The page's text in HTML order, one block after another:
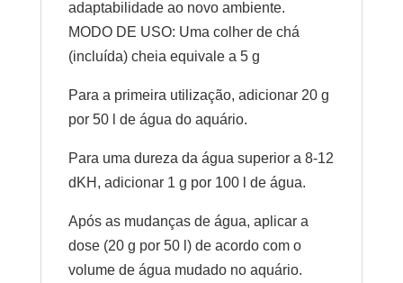
adaptabilidade ao novo ambiente.
MODO DE USO: Uma colher de chá
(incluída) cheia equivale a 5 g
Para a primeira utilização, adicionar 20 g
por 50 l de água do aquário.
Para uma dureza da água superior a 8-12
dKH, adicionar 1 g por 100 l de água.
Após as mudanças de água, aplicar a
dose (20 g por 50 l) de acordo com o
volume de água mudado no aquário.